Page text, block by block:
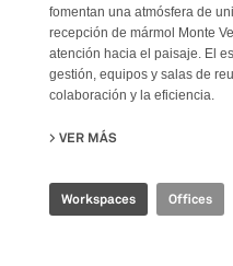
fomentan una atmósfera de
recepción de mármol Monte
atención hacia el paisaje. El
gestión, equipos y salas de
colaboración y la eficiencia.
VER MÁS
Workspaces Offices